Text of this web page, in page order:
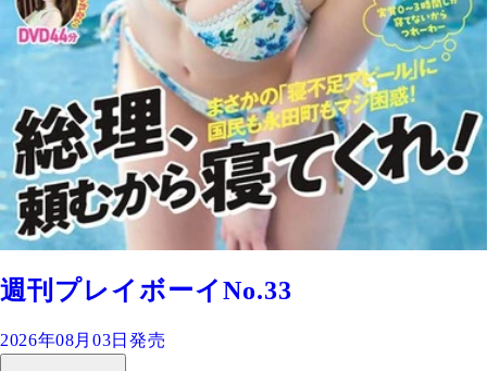
週刊プレイボーイNo.33
2026年08月03日発売